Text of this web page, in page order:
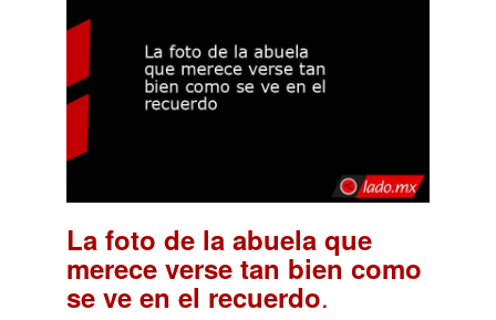
La foto de la abuela que
merece verse tan bien como
se ve en el recuerdo.